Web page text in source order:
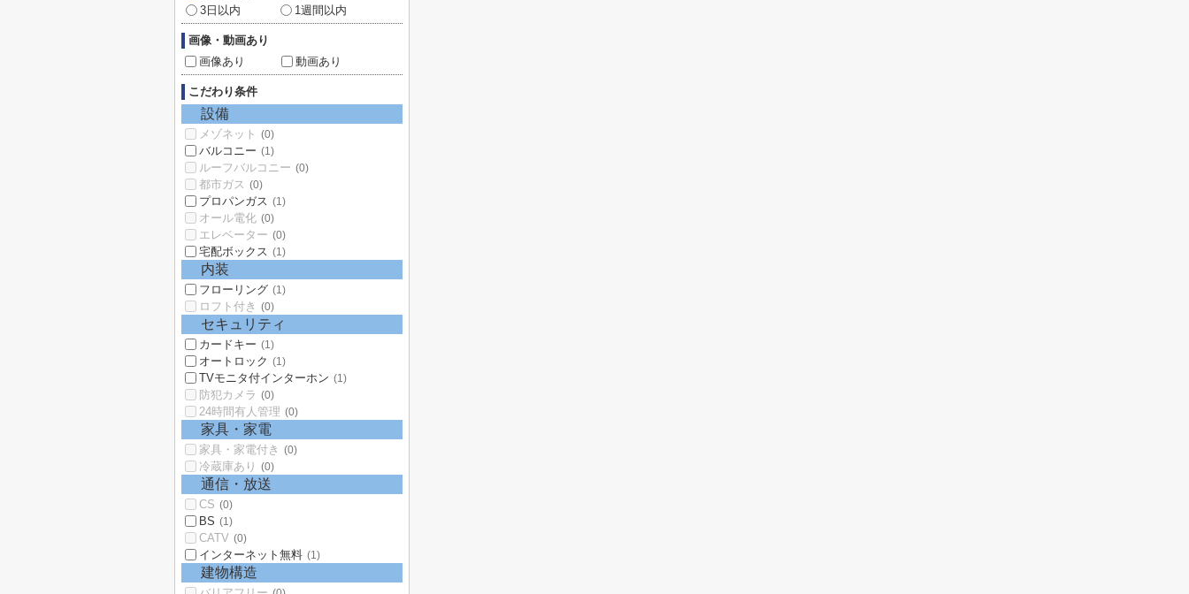
3日以内
1週間以内
画像・動画あり
画像あり
動画あり
こだわり条件
設備
メゾネット (0)
バルコニー (1)
ルーフバルコニー (0)
都市ガス (0)
プロパンガス (1)
オール電化 (0)
エレベーター (0)
宅配ボックス (1)
内装
フローリング (1)
ロフト付き (0)
セキュリティ
カードキー (1)
オートロック (1)
TVモニタ付インターホン (1)
防犯カメラ (0)
24時間有人管理 (0)
家具・家電
家具・家電付き (0)
冷蔵庫あり (0)
通信・放送
CS (0)
BS (1)
CATV (0)
インターネット無料 (1)
建物構造